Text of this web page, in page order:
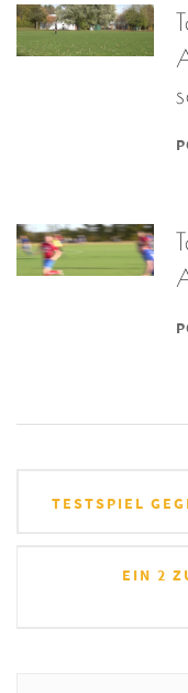
Navigation
TESTSPIEL
EIN 2